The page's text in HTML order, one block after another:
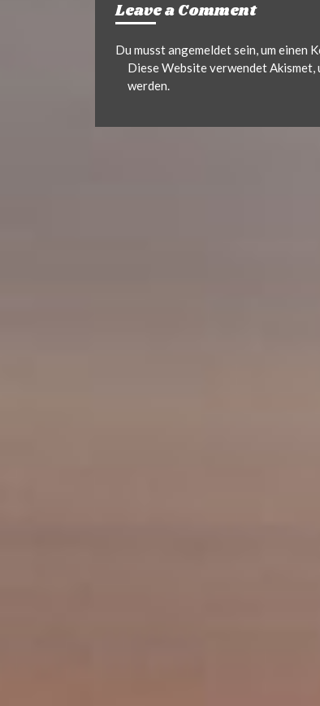
Leave a Comment
Du musstangemeldetsein, um einen
Diese Website verwendet Akismet,
werden.